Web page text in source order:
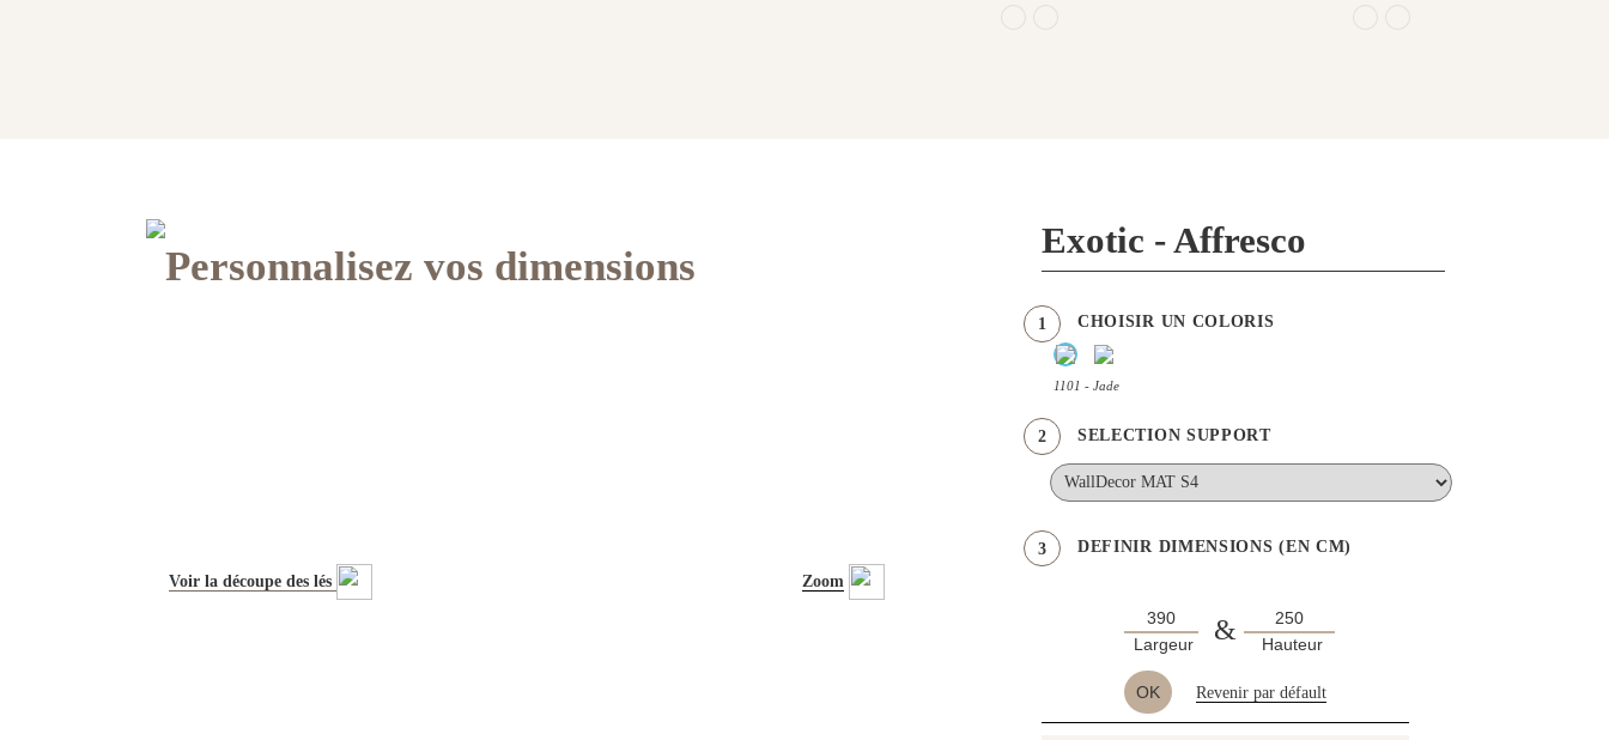
Personnalisez vos dimensions
Voir la découpe des lés Zoom
Exotic - Affresco
1 CHOISIR UN COLORIS
1101 - Jade
2 SELECTION SUPPORT
3 DEFINIR DIMENSIONS (EN CM)
Largeur & Hauteur
OK Revenir par défault